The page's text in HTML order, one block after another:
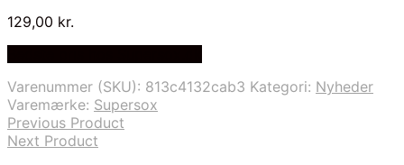
129,00 kr.
Varenummer (SKU): 813c4132cab3 Kategori: Nyheder
Varemærke: Supersox
Previous Product
Next Product